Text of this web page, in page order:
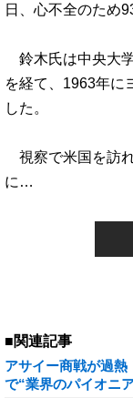
日、心不全のため
鈴木氏は中央大
を経て、1963年に
した。
視察で米国を訪
に…
■関連記事
アサイー商戦が過熱
で“業界のパイオニ